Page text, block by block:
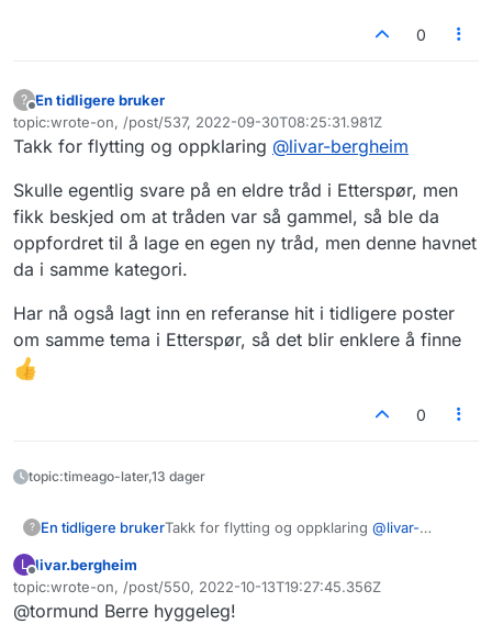
0
?
Frakoblet
En tidligere bruker
topic:wrote-on, /post/537, 2022-09-30T08:25:31.981Z
Sist endret av
Takk for flytting og oppklaring @livar-bergheim
Skulle egentlig svare på en eldre tråd i Etterspør, men
fikk beskjed om at tråden var så gammel, så ble da
oppfordret til å lage en egen ny tråd, men denne havnet
da i samme kategori.
Har nå også lagt inn en referanse hit i tidligere poster
om samme tema i Etterspør, så det blir enklere å finne
0
topic:timeago-later,13 dager
? En tidligere brukerTakk for flytting og oppklaring @livar-
Etterspør, men fikk beskjed om at tråden var
så gammel, så ble da oppfordret til å lage en
Har nå også lagt inn en referanse hit i
L
Frakoblet
livar.bergheim
topic:wrote-on, /post/550, 2022-10-13T19:27:45.356Z
Sist endret av
@tormund Berre hyggeleg!